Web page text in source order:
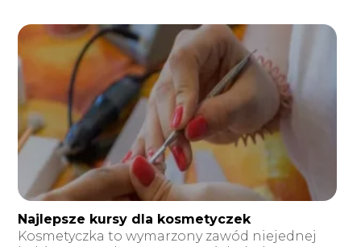
Najlepsze kursy dla kosmetyczek
Kosmetyczka to wymarzony zawód niejednej